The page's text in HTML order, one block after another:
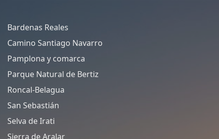
Bardenas Reales
Camino Santiago Navarro
Pamplona y comarca
Parque Natural de Bertiz
Roncal-Belagua
San Sebastián
Selva de Irati
Sierra de Aralar